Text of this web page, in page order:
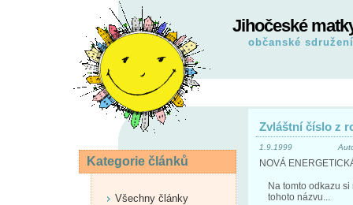
Jihočeské
občanské sdružení
Zvláštní číslo z
1.9.1999
NOVÁ
Na tomto odkazu
tohoto názvu...
Kategorie článků
Všechny články